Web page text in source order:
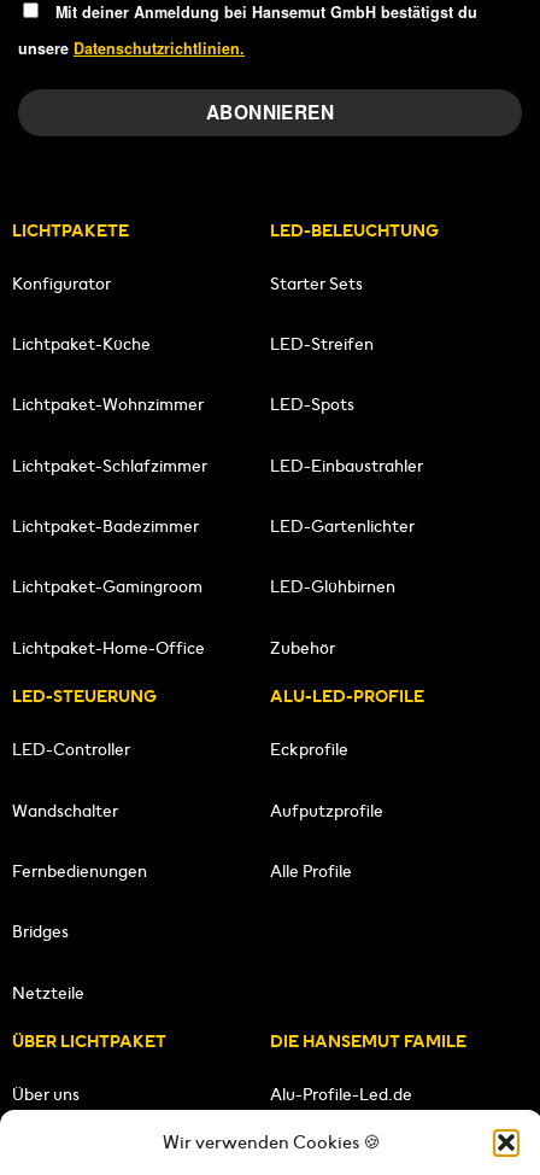
Wir verwenden Cookies 🍪
Mit deiner Anmeldung bei Hansemut GmbH bestätigst du
unsere Datenschutzrichtlinien.
LICHTPAKETE
Konfigurator
Lichtpaket-Küche
Lichtpaket-Wohnzimmer
Lichtpaket-Schlafzimmer
Lichtpaket-Badezimmer
Lichtpaket-Gamingroom
Lichtpaket-Home-Office
LED-BELEUCHTUNG
Starter Sets
LED-Streifen
LED-Spots
LED-Einbaustrahler
LED-Gartenlichter
LED-Glühbirnen
Zubehör
LED-STEUERUNG
LED-Controller
Wandschalter
Fernbedienungen
Bridges
Netzteile
ALU-LED-PROFILE
Eckprofile
Aufputzprofile
Alle Profile
ÜBER LICHTPAKET
Über uns
DIE HANSEMUT FAMILE
Alu-Profile-Led.de
HANSEMUT.de